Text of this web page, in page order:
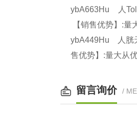
ybA663Hu 人
【销售优势】:
ybA449Hu 人胱
售优势】:量大从
留言询价 /